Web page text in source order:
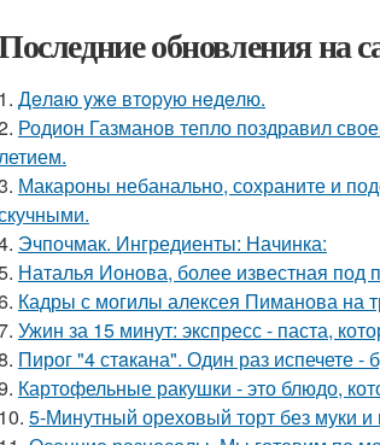
обновления на
1. Дeлaю yжe втopую нeдeлю.
Родион Газманов тепло поздравил
Макароны небанально, сохраните и
Эчпочмак. Ингредиенты: Начинка:
Наталья Ионова, более известная
Кадры с могилы алексея Пиманова на
Ужин за 15 минут: экспресс - паста,
Пирог "4 стaкана". Один раз испечете -
Картофельные ракушки - это блюдо,
10. 5-Минутный ореховый торт без муки и